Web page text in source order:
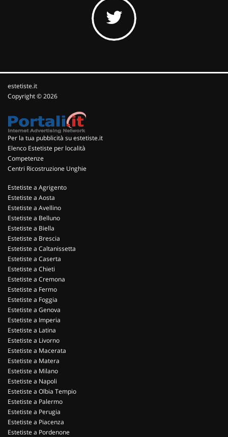
estetiste.it
Copyright © 2026
Per la tua pubblicità su estetiste.it
Elenco Estetiste per località
Competenze
Centri Ricostruzione Unghie
Estetiste a Agrigento
Estetiste a Aosta
Estetiste a Avellino
Estetiste a Belluno
Estetiste a Biella
Estetiste a Brescia
Estetiste a Caltanissetta
Estetiste a Caserta
Estetiste a Chieti
Estetiste a Cremona
Estetiste a Fermo
Estetiste a Foggia
Estetiste a Genova
Estetiste a Imperia
Estetiste a Latina
Estetiste a Livorno
Estetiste a Macerata
Estetiste a Matera
Estetiste a Milano
Estetiste a Napoli
Estetiste a Olbia Tempio
Estetiste a Palermo
Estetiste a Perugia
Estetiste a Piacenza
Estetiste a Pordenone